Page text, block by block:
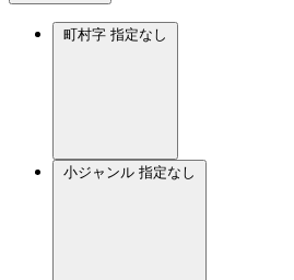
町村字 指定なし
小ジャンル 指定なし